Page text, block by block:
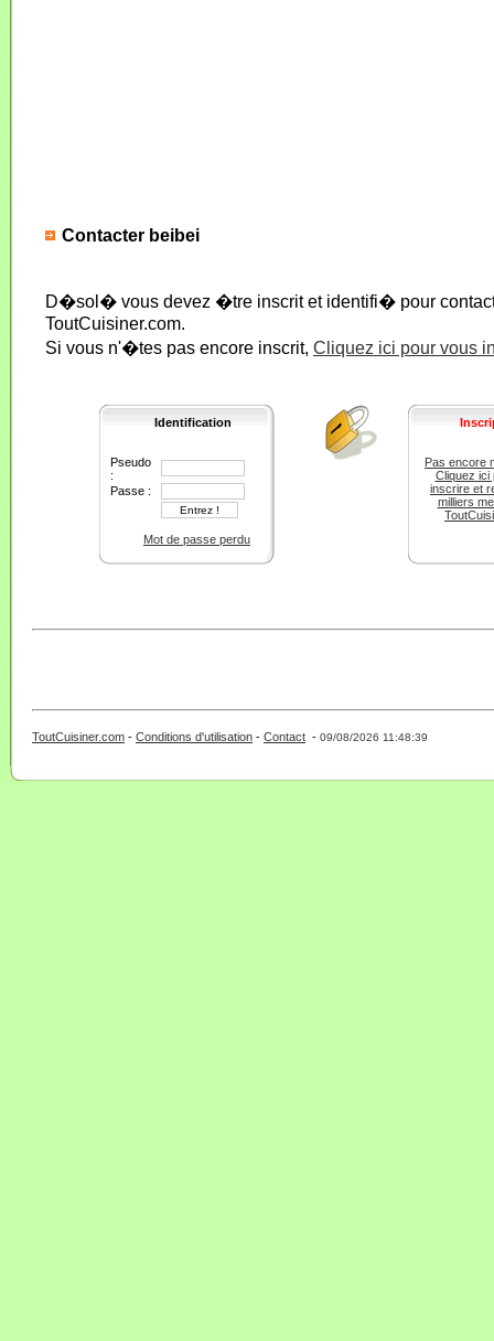
Contacter beibei
D�sol� vous devez �tre inscrit et identifi� pour
ToutCuisiner.com.
Si vous n'�tes pas encore inscrit, Cliquez ici pour vous
Identification
Pseudo
:
Passe :
Mot de passe perdu
Pas encore
Cliquez ici
inscrire et
milliers
ToutCuisiner.com - Conditions d'utilisation - Contact - 09/08/2026 11:48:39